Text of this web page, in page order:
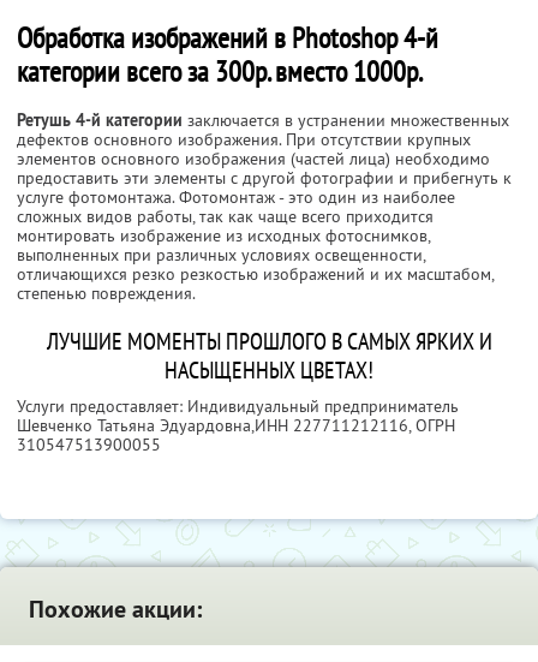
Обработка изображений в Photoshop 4-й
категории всего за 300р. вместо 1000р.
Ретушь 4-й категории заключается в устранении множественных
дефектов основного изображения. При отсутствии крупных
элементов основного изображения (частей лица) необходимо
предоставить эти элементы с другой фотографии и прибегнуть к
услуге фотомонтажа. Фотомонтаж - это один из наиболее
сложных видов работы, так как чаще всего приходится
монтировать изображение из исходных фотоснимков,
выполненных при различных условиях освещенности,
отличающихся резко резкостью изображений и их масштабом,
степенью повреждения.
ЛУЧШИЕ МОМЕНТЫ ПРОШЛОГО В САМЫХ ЯРКИХ И
НАСЫЩЕННЫХ ЦВЕТАХ!
Услуги предоставляет: Индивидуальный предприниматель
Шевченко Татьяна Эдуардовна,ИНН 227711212116, ОГРН
310547513900055
Похожие акции: